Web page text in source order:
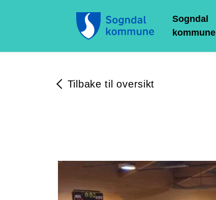
Sogndal
kommune
Tilbake til oversikt